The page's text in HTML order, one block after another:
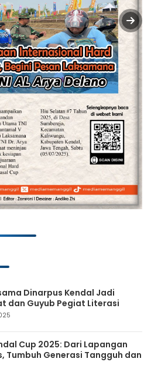
Dinarpus Kendal Jadi
dan Guyub Pegiat Literasi
Cup 2025: Dari Lapangan
Tumbuh Generasi Tangguh dan